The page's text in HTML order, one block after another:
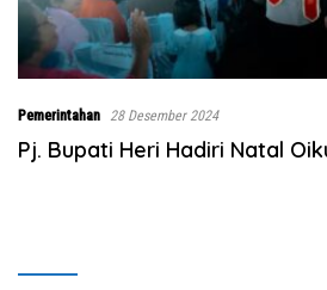
Pemerintahan 28 Desember 2024
Pj. Bupati Heri Hadiri Natal